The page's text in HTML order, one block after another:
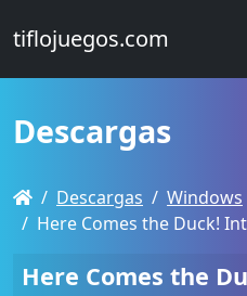
tiflojuegos.com
Descargas
Descargas Windows
Here Comes the Duck!
Here Comes the